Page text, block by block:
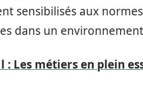
sensibilisés aux
dans un
: Les métiers en plein